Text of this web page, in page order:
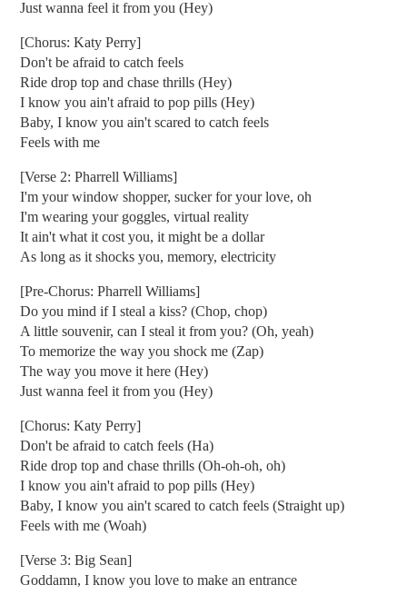
Just wanna feel it from you (Hey)
[Chorus: Katy Perry]
Don't be afraid to catch feels
Ride drop top and chase thrills (Hey)
I know you ain't afraid to pop pills (Hey)
Baby, I know you ain't scared to catch feels
Feels with me
[Verse 2: Pharrell Williams]
I'm your window shopper, sucker for your love, oh
I'm wearing your goggles, virtual reality
It ain't what it cost you, it might be a dollar
As long as it shocks you, memory, electricity
[Pre-Chorus: Pharrell Williams]
Do you mind if I steal a kiss? (Chop, chop)
A little souvenir, can I steal it from you? (Oh, yeah)
To memorize the way you shock me (Zap)
The way you move it here (Hey)
Just wanna feel it from you (Hey)
[Chorus: Katy Perry]
Don't be afraid to catch feels (Ha)
Ride drop top and chase thrills (Oh-oh-oh, oh)
I know you ain't afraid to pop pills (Hey)
Baby, I know you ain't scared to catch feels (Straight up)
Feels with me (Woah)
[Verse 3: Big Sean]
Goddamn, I know you love to make an entrance